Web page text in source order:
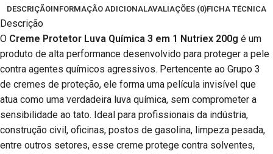
DESCRIÇÃOINFORMAÇÃO ADICIONALAVALIAÇÕES (0)FICHA TÉCNICA
Descrição
O Creme Protetor Luva Química 3 em 1 Nutriex 200g é um
produto de alta performance desenvolvido para proteger a pele
contra agentes químicos agressivos. Pertencente ao Grupo 3
de cremes de proteção, ele forma uma película invisível que
atua como uma verdadeira luva química, sem comprometer a
sensibilidade ao tato. Ideal para profissionais da indústria,
construção civil, oficinas, postos de gasolina, limpeza pesada,
entre outros setores, esse creme protege contra solventes,